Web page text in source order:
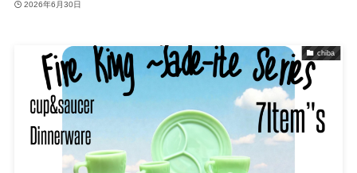
2026年6月30日
chiba